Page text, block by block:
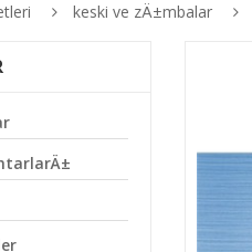
keski ve zÄ±mbalar